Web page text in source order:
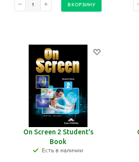
В КОРЗИНУ
On Screen 2 Student's
Book
Есть в наличии